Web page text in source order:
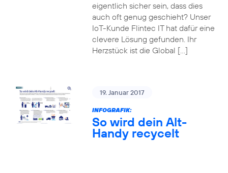
eigentlich sicher sein, dass dies
auch oft genug geschieht? Unser
IoT-Kunde Flintec IT hat dafür eine
clevere Lösung gefunden. Ihr
Herzstück ist die Global […]
19. Januar 2017
INFOGRAFIK:
So wird dein Alt-
Handy recycelt